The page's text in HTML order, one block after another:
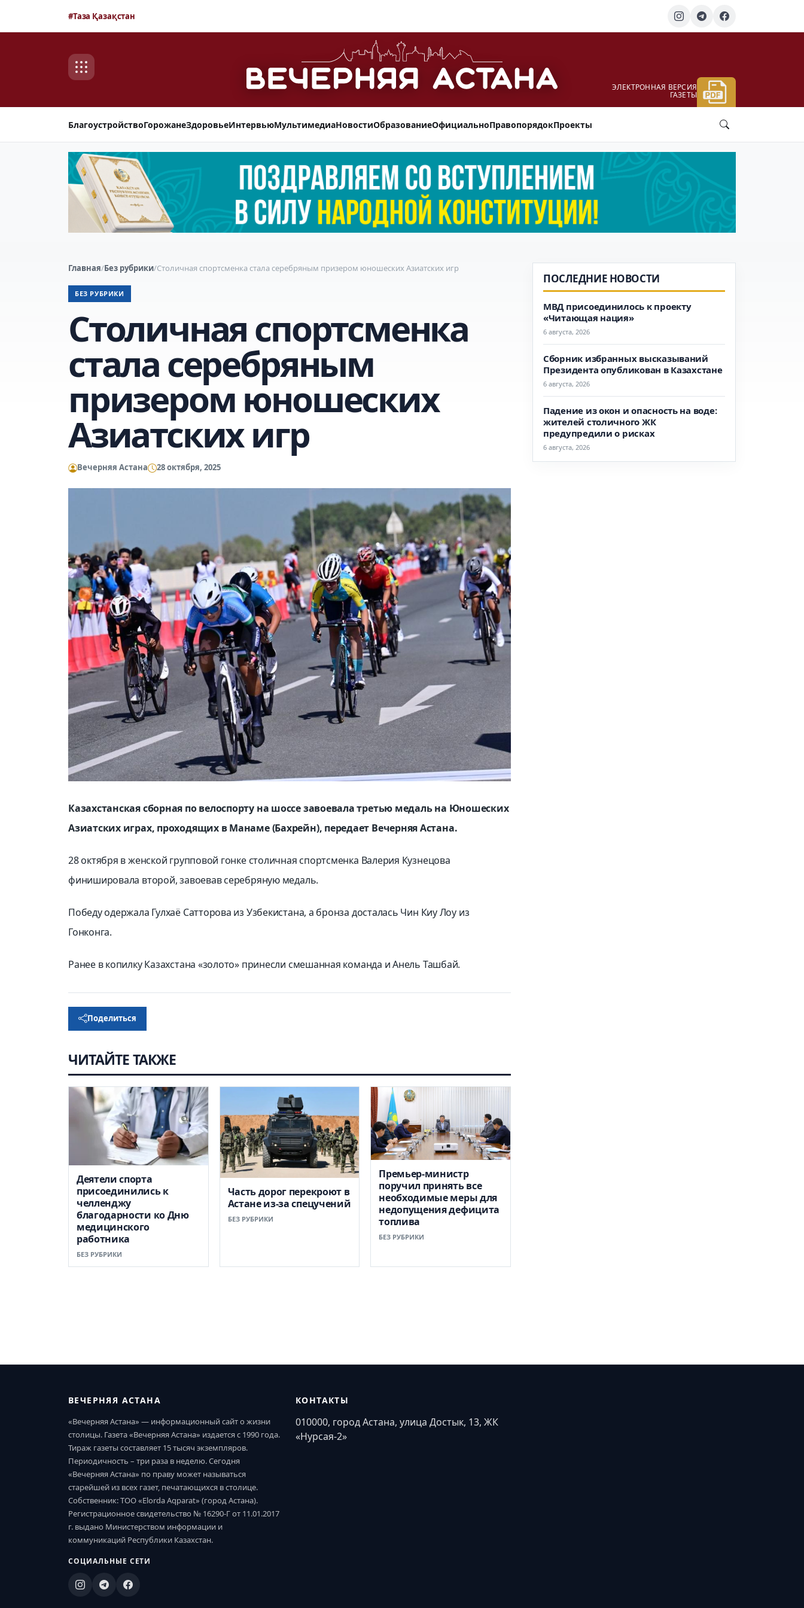
#Таза Қазақстан
ЭЛЕКТРОННАЯ ВЕРСИЯ
ГАЗЕТЫ
БлагоустройствоГорожанеЗдоровьеИнтервьюМультимедиаНовостиОбразованиеОфициальноПравопорядокПроекты
Главная/Без рубрики/Столичная спортсменка стала серебряным призером юношеских Азиатских игр
БЕЗ РУБРИКИ
Столичная спортсменка
стала серебряным
призером юношеских
Азиатских игр
Вечерняя Астана 28 октября, 2025
Казахстанская сборная по велоспорту на шоссе завоевала третью медаль на Юношеских
Азиатских играх, проходящих в Манаме (Бахрейн), передает Вечерняя Астана.
28 октября в женской групповой гонке столичная спортсменка Валерия Кузнецова
финишировала второй, завоевав серебряную медаль.
Победу одержала Гулхаё Сатторова из Узбекистана, а бронза досталась Чин Киу Лоу из
Гонконга.
Ранее в копилку Казахстана «золото» принесли смешанная команда и Анель Ташбай.
Поделиться
ЧИТАЙТЕ ТАКЖЕ
Деятели спорта
присоединились к
челленджу
благодарности ко Дню
медицинского
работника
БЕЗ РУБРИКИ
Часть дорог перекроют в
Астане из-за спецучений
БЕЗ РУБРИКИ
Премьер-министр
поручил принять все
необходимые меры для
недопущения дефицита
топлива
БЕЗ РУБРИКИ
ПОСЛЕДНИЕ НОВОСТИ
МВД присоединилось к проекту
«Читающая нация»
6 августа, 2026
Сборник избранных высказываний
Президента опубликован в Казахстане
6 августа, 2026
Падение из окон и опасность на воде:
жителей столичного ЖК
предупредили о рисках
6 августа, 2026
ВЕЧЕРНЯЯ АСТАНА
«Вечерняя Астана» — информационный сайт о жизни
столицы. Газета «Вечерняя Астана» издается с 1990 года.
Тираж газеты составляет 15 тысяч экземпляров.
Периодичность – три раза в неделю. Сегодня
«Вечерняя Астана» по праву может называться
старейшей из всех газет, печатающихся в столице.
Собственник: ТОО «Elorda Aqparat» (город Астана).
Регистрационное свидетельство № 16290-Г от 11.01.2017
г. выдано Министерством информации и
коммуникаций Республики Казахстан.
СОЦИАЛЬНЫЕ СЕТИ
КОНТАКТЫ
010000, город Астана, улица Достык, 13, ЖК
«Нурсая-2»